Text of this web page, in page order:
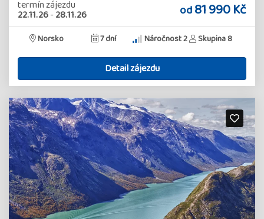
termín zájezdu
22.11.26-28.11.26 od81 990 Kč
Norsko 7 dní Náročnost 2 Skupina 8
Detail zájezdu